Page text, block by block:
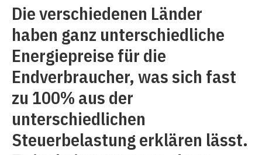
Die verschiedenen Länder
haben ganz unterschiedliche
Energiepreise für die
Endverbraucher, was sich fast
zu 100% aus der
unterschiedlichen
Steuerbelastung erklären lässt.